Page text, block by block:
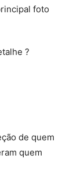
foto
?
de quem
quem